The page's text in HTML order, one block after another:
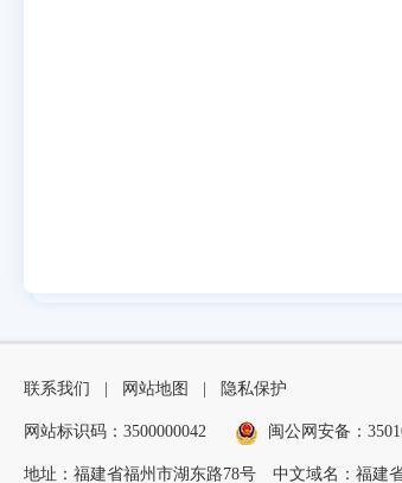
联系我们 网站地图 隐私保护
网站标识码：3500000042 闽公网安备：
地址：福建省福州市湖东路78号 中文域名：福建